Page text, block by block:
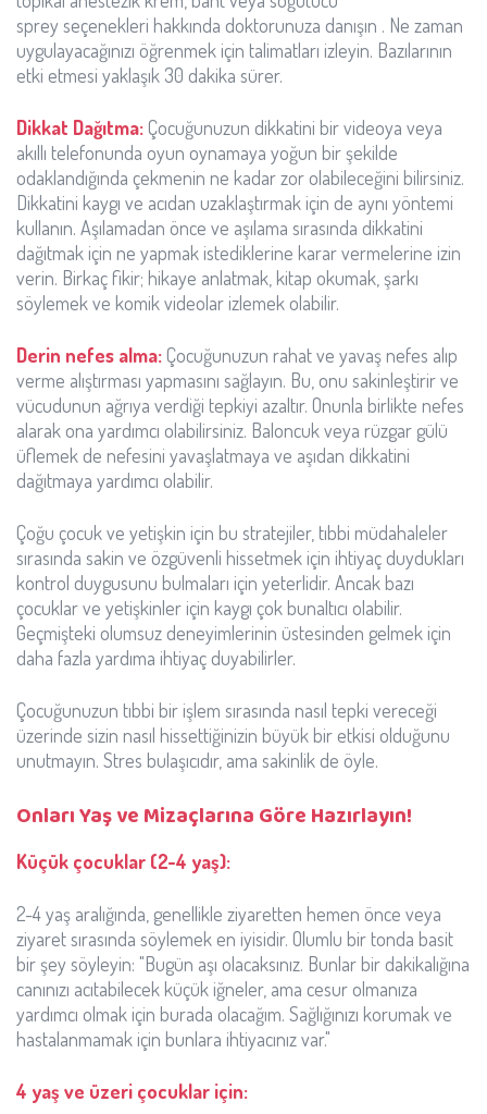
sprey seçenekleri hakkında doktorunuza danışın . Ne zaman
uygulayacağınızı öğrenmek için talimatları izleyin. Bazılarının
etki etmesi yaklaşık 30 dakika sürer.
Dikkat Dağıtma: Çocuğunuzun dikkatini bir videoya veya
akıllı telefonunda oyun oynamaya yoğun bir şekilde
odaklandığında çekmenin ne kadar zor olabileceğini bilirsiniz.
Dikkatini kaygı ve acıdan uzaklaştırmak için de aynı yöntemi
kullanın. Aşılamadan önce ve aşılama sırasında dikkatini
dağıtmak için ne yapmak istediklerine karar vermelerine izin
verin. Birkaç fikir; hikaye anlatmak, kitap okumak, şarkı
söylemek ve komik videolar izlemek olabilir.
Derin nefes alma: Çocuğunuzun rahat ve yavaş nefes alıp
verme alıştırması yapmasını sağlayın. Bu, onu sakinleştirir ve
vücudunun ağrıya verdiği tepkiyi azaltır. Onunla birlikte nefes
alarak ona yardımcı olabilirsiniz. Baloncuk veya rüzgar gülü
üflemek de nefesini yavaşlatmaya ve aşıdan dikkatini
dağıtmaya yardımcı olabilir.
Çoğu çocuk ve yetişkin için bu stratejiler, tıbbi müdahaleler
sırasında sakin ve özgüvenli hissetmek için ihtiyaç duydukları
kontrol duygusunu bulmaları için yeterlidir. Ancak bazı
çocuklar ve yetişkinler için kaygı çok bunaltıcı olabilir.
Geçmişteki olumsuz deneyimlerinin üstesinden gelmek için
daha fazla yardıma ihtiyaç duyabilirler.
Çocuğunuzun tıbbi bir işlem sırasında nasıl tepki vereceği
üzerinde sizin nasıl hissettiğinizin büyük bir etkisi olduğunu
unutmayın. Stres bulaşıcıdır, ama sakinlik de öyle.
Onları Yaş ve Mizaçlarına Göre Hazırlayın!
Küçük çocuklar (2-4 yaş):
2-4 yaş aralığında, genellikle ziyaretten hemen önce veya
ziyaret sırasında söylemek en iyisidir. Olumlu bir tonda basit
bir şey söyleyin: "Bugün aşı olacaksınız. Bunlar bir dakikalığına
canınızı acıtabilecek küçük iğneler, ama cesur olmanıza
yardımcı olmak için burada olacağım. Sağlığınızı korumak ve
hastalanmamak için bunlara ihtiyacınız var."
4 yaş ve üzeri çocuklar için: